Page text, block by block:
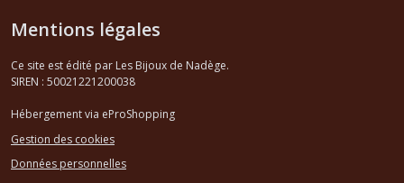
Mentions légales
Ce site est édité par Les Bijoux de Nadège.
SIREN : 50021221200038
Hébergement via eProShopping
Gestion des cookies
Données personnelles